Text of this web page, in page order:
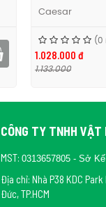
Caesar
(0
1.028.000 đ
1.133.000
CÔNG TY TNHH VẬT
MST: 0313657805 - Sở
Địa chỉ: Nhà P38 KDC
Đức, TP.HCM